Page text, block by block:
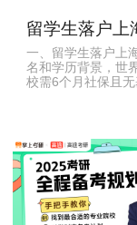
留学生落户上
一、留学生落户上
名和学历背景‌，世
校需6个月社保且无